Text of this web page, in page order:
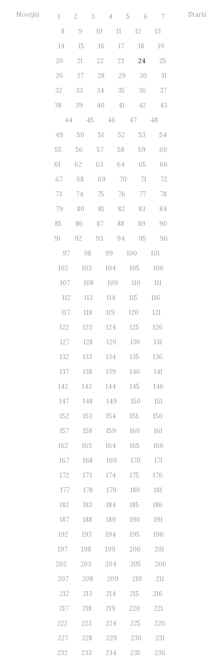
Novější 1 2 3 4 5 6
7
8
9 10 11 12
13
14
15 16 17 18
19
20
21 22 23 24
25
26
27 28 29 30
31
32
33 34 35 36
37
38
39 40 41 42
43
44
45 46 47
48
49
50 51 52 53
54
55
56 57 58 59
60
61
62 63 64 65
66
67
68 69 70 71
72
73
74 75 76 77
78
79
80 81 82 83
84
85
86 87 88 89
90
91
92 93 94 95
96
97
98 99 100
101
102
103 104 105
106
107
108 109 110
111
112
113 114 115
116
117
118 119 120
121
122
123 124 125
126
127
128 129 130
131
132
133 134 135
136
137
138 139 140
141
142
143 144 145
146
147
148 149 150
151
152
153 154 155
156
157
158 159 160
161
162
163 164 165
166
167
168 169 170
171
172
173 174 175
176
177
178 179 180
181
182
183 184 185
186
187
188 189 190
191
192
193 194 195
196
197
198 199 200
201
202
203 204 205
206
207
208 209 210
211
212
213 214 215
216
217
218 219 220
221
222
223 224 225
226
227
228 229 230
231
232
233 234 235
236
Starší